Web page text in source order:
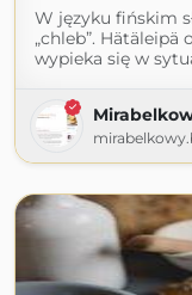
W języku fińskim
„chleb”. Hätäleipä
wypieka się w